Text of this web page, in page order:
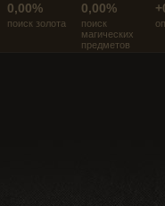
0,00%
поиск золота
0,00%
поиск
магических
предметов